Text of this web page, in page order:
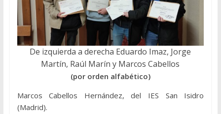
De izquierda a derecha Eduardo Imaz, Jorge
Martín, Raúl Marín y Marcos Cabellos
(por orden alfabético)
Marcos Cabellos Hernández, del IES San Isidro
(Madrid).